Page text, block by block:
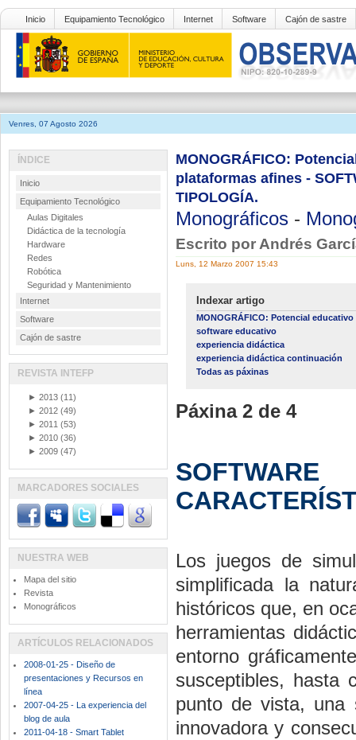
Inicio Equipamiento Tecnológico Internet Software Cajón de sastre
Venres, 07 Agosto 2026
MONOGRÁFICO:
plataformas afines -
TIPOLOGÍA.
Monográficos -
Escrito por Andrés
Luns, 12 Marzo 2007 15:43
Indexar artigo
MONOGRÁFICO: Potencial
software educativo
experiencia didáctica
experiencia didáctica continuación
Todas as páxinas
Páxina 2 de 4
Los juegos de
simplificada la
históricos que, en
herramientas
entorno
susceptibles, hasta
punto de vista, una
innovadora y
ÍNDICE
Inicio
Equipamiento Tecnológico
Aulas Digitales
Didáctica de la tecnología
Hardware
Redes
Robótica
Seguridad y Mantenimiento
Internet
Software
Cajón de sastre
REVISTA INTEFP
► 2013 (11)
► 2012 (49)
► 2011 (53)
► 2010 (36)
► 2009 (47)
MARCADORES SOCIALES
NUESTRA WEB
Mapa del sitio
Revista
Monográficos
ARTÍCULOS RELACIONADOS
2008-01-25 - Diseño de
presentaciones y Recursos en
línea
2007-04-25 - La experiencia del
blog de aula
2011-04-18 - Smart Tablet